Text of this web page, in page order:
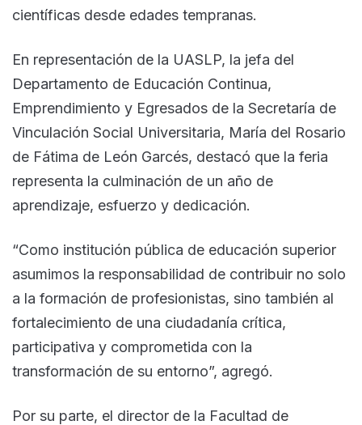
científicas desde edades tempranas.
En representación de la UASLP, la jefa del
Departamento de Educación Continua,
Emprendimiento y Egresados de la Secretaría de
Vinculación Social Universitaria, María del Rosario
de Fátima de León Garcés, destacó que la feria
representa la culminación de un año de
aprendizaje, esfuerzo y dedicación.
“Como institución pública de educación superior
asumimos la responsabilidad de contribuir no solo
a la formación de profesionistas, sino también al
fortalecimiento de una ciudadanía crítica,
participativa y comprometida con la
transformación de su entorno”, agregó.
Por su parte, el director de la Facultad de